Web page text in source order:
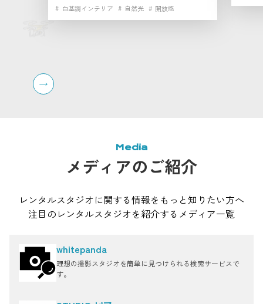
な窓や天窓から柔らかな自然光が降り注ぎます。建物
白基調インテリア
自然光 開放感
Media
メディアのご紹介
レンタルスタジオに関する情報をもっと知りたい方へ
注目のレンタルスタジオを紹介するメディア一覧
whitepanda
理想の撮影スタジオを簡単に見つけられる検索サービスで
す。